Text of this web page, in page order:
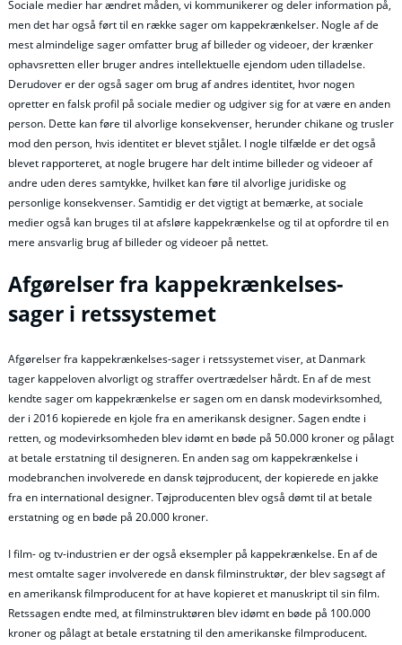
Sociale medier har ændret måden, vi kommunikerer og deler information på,
men det har også ført til en række sager om kappekrænkelser. Nogle af de
mest almindelige sager omfatter brug af billeder og videoer, der krænker
ophavsretten eller bruger andres intellektuelle ejendom uden tilladelse.
Derudover er der også sager om brug af andres identitet, hvor nogen
opretter en falsk profil på sociale medier og udgiver sig for at være en anden
person. Dette kan føre til alvorlige konsekvenser, herunder chikane og trusler
mod den person, hvis identitet er blevet stjålet. I nogle tilfælde er det også
blevet rapporteret, at nogle brugere har delt intime billeder og videoer af
andre uden deres samtykke, hvilket kan føre til alvorlige juridiske og
personlige konsekvenser. Samtidig er det vigtigt at bemærke, at sociale
medier også kan bruges til at afsløre kappekrænkelse og til at opfordre til en
mere ansvarlig brug af billeder og videoer på nettet.
Afgørelser fra kappekrænkelses-
sager i retssystemet
Afgørelser fra kappekrænkelses-sager i retssystemet viser, at Danmark
tager kappeloven alvorligt og straffer overtrædelser hårdt. En af de mest
kendte sager om kappekrænkelse er sagen om en dansk modevirksomhed,
der i 2016 kopierede en kjole fra en amerikansk designer. Sagen endte i
retten, og modevirksomheden blev idømt en bøde på 50.000 kroner og pålagt
at betale erstatning til designeren. En anden sag om kappekrænkelse i
modebranchen involverede en dansk tøjproducent, der kopierede en jakke
fra en international designer. Tøjproducenten blev også dømt til at betale
erstatning og en bøde på 20.000 kroner.
I film- og tv-industrien er der også eksempler på kappekrænkelse. En af de
mest omtalte sager involverede en dansk filminstruktør, der blev sagsøgt af
en amerikansk filmproducent for at have kopieret et manuskript til sin film.
Retssagen endte med, at filminstruktøren blev idømt en bøde på 100.000
kroner og pålagt at betale erstatning til den amerikanske filmproducent.